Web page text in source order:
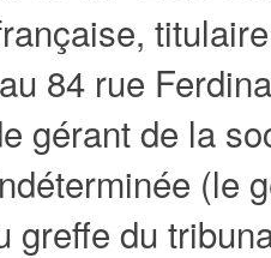
84 rue
gérant de la
(le
greffe du